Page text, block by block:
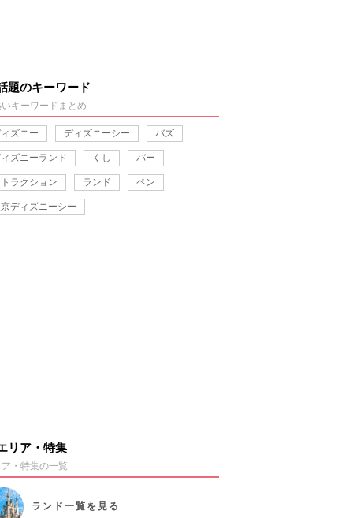
題のキーワード
キーワードまとめ
ズニー ディズニーシー バズ
ズニーランド くし バー
ラクション ランド ペン
ディズニーシー
リア・特集
・特集の一覧
ランド 一覧を見る